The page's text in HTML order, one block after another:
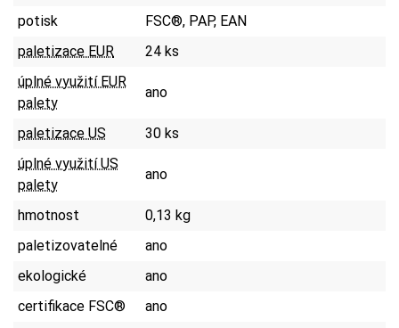
potisk
FSC®, PAP, EAN
paletizace EUR
24 ks
úplné využití EUR
palety
ano
paletizace US
30 ks
úplné využití US
palety
ano
hmotnost
0,13 kg
paletizovatelné
ano
ekologické
ano
certifikace FSC®
ano